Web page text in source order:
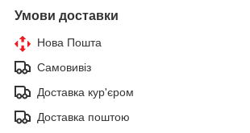
Умови доставки
Нова Пошта
Самовивіз
Доставка кур'єром
Доставка поштою